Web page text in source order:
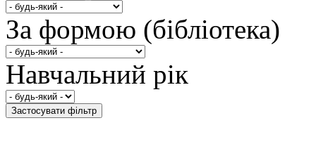
За формою (бібліотека)
Навчальний рік